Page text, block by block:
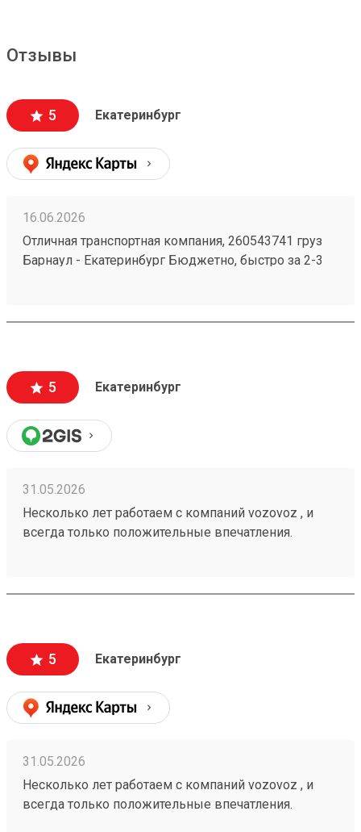
Отзывы
5 Екатеринбург
16.06.2026
Отличная транспортная компания, 260543741 груз
Барнаул - Екатеринбург Бюджетно, быстро за 2-3
плохого и неприятного момента не могу вспомнить.
5 Екатеринбург
31.05.2026
Несколько лет работаем с компаний vozovoz , и
всегда только положительные впечатления.
можно посмотреть всю интересующую
сохранности , и сотрудники аккуратны при загрузке
, выгрузке 🙌🏻 Заказ 260502771
5 Екатеринбург
31.05.2026
Несколько лет работаем с компаний vozovoz , и
всегда только положительные впечатления.